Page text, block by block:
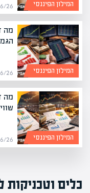
29/06/26 המילון הפיננסי
מה
17/06/26 | המילון הפיננסי
מה
11/06/26 | המילון הפיננסי
כלים וטכניקות